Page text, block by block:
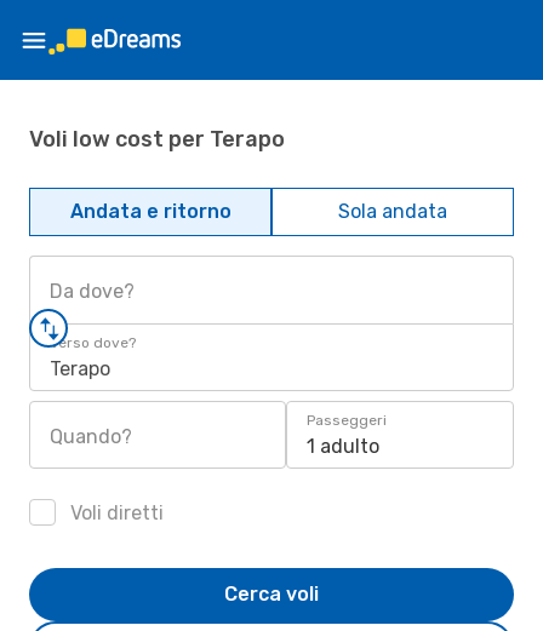
Voli low cost per Terapo
Andata e ritorno Sola andata
Da dove?
Verso dove?
Terapo
Quando?
Passeggeri
1 adulto
Voli diretti
Cerca voli